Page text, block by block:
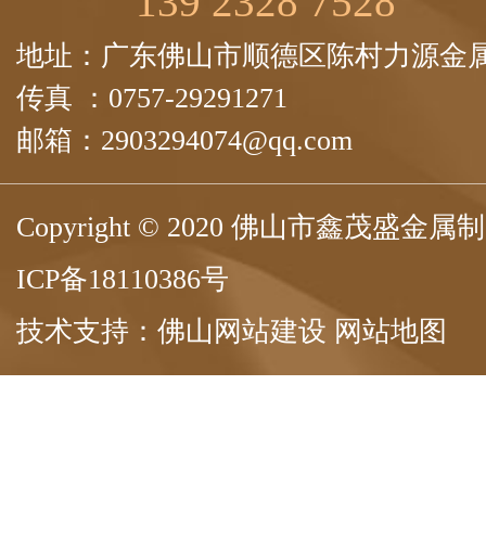
地址：广东佛山市顺德区陈村力源金
传真 ：0757-29291271
邮箱：2903294074@qq.com
Copyright © 2020 佛山市鑫茂盛金属
ICP备18110386号
技术支持： 佛山网站建设 网站地图